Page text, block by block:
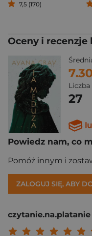
7,5 (170)
Oceny i recenzje
Liczba
27
Powiedz nam, co
Pomóż innym i
ZALOGUJ SIĘ, ABY
czytanie.na.platanie
Twoja
Twoja
Twoja ocena:
Twoja ocena:
Twoja ocena: